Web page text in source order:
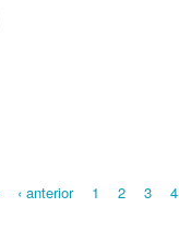
‹ anterior 1 2 3 4